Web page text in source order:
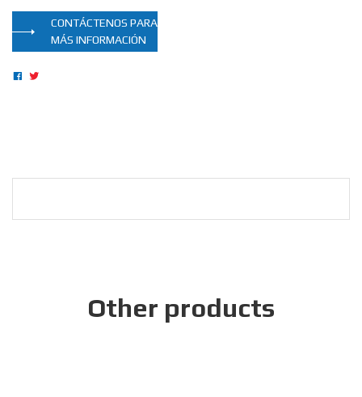
CONTÁCTENOS PARA
MÁS INFORMACIÓN
Other products